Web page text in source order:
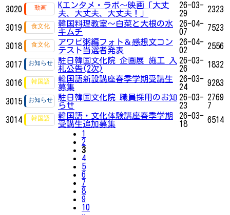
3020
Kエンタメ・ラボ～映画「大丈
夫、大丈夫、大丈夫！」
26-03-
29
2323
3019
韓国料理教室～白菜と大根の水
キムチ
26-04-
07
7523
3018
アワビ粥編フォト＆感想文コン
テスト当選者発表
26-04-
02
2556
3017
駐日韓国文化院 企画展 施工 入
札公告(2次)
26-03-
26
1832
3016
韓国語新設講座春季学期受講生
募集
26-03-
24
9283
3015
駐日韓国文化院 職員採用のお知
らせ
26-03-
23
2769
7
3014
韓国語・文化体験講座春季学期
受講生追加募集
26-03-
18
6514
1
2
3
4
5
6
7
8
9
10